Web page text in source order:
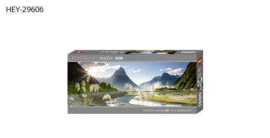
HEY-29606